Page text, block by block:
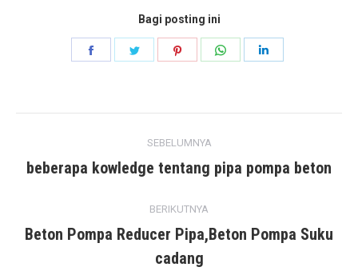
Bagi posting ini
Bagikan Bagikan Bagikan Bagikan
navigasi
SEBELUMNYA
posting
beberapa kowledge tentang pipa pompa beton
BERIKUTNYA
posting
berikutnya:
Beton Pompa Reducer Pipa,Beton Pompa Suku
cadang